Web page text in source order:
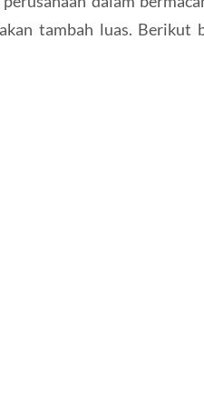
tambah luas. Berikut